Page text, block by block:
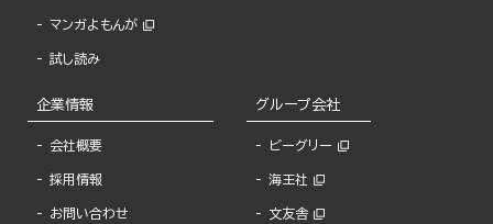
マンガよもんが
試し読み
企業情報
会社概要
採用情報
お問い合わせ
グループ会社
ビーグリー
海王社
文友舎